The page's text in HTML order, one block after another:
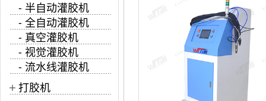
- 半自动灌胶机
- 全自动灌胶机
- 真空灌胶机
- 视觉灌胶机
- 流水线灌胶机
+ 打胶机